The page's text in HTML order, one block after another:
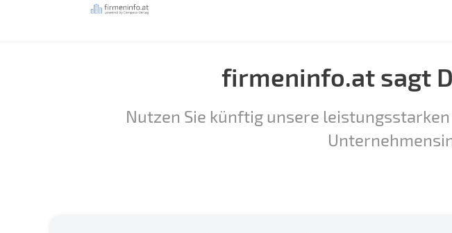
firmeninfo.at sagt
Nutzen Sie künftig unsere